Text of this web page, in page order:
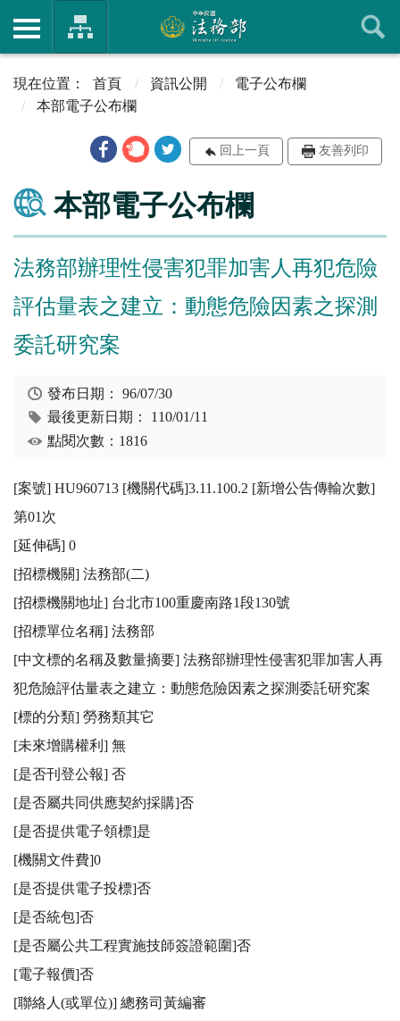
首頁 資訊公開
電子公布欄
本部電子公布欄
回上一頁 友善列印
本部電子公布欄
法務部辦理性侵害犯罪加害人再犯危險
評估量表之建立：動態危險因素之探測
委託研究案
發布日期：96/07/30
最後更新日期： 110/01/11
點閱次數：1816
[案號] HU960713 [機關代碼]3.11.100.2 [新增公告傳輸次數]
第01次
[延伸碼] 0
[招標機關] 法務部(二)
[招標機關地址] 台北市100重慶南路1段130號
[招標單位名稱] 法務部
[中文標的名稱及數量摘要] 法務部辦理性侵害犯罪加害人再
犯危險評估量表之建立：動態危險因素之探測委託研究案
[標的分類] 勞務類其它
[未來增購權利] 無
[是否刊登公報] 否
[是否屬共同供應契約採購]否
[是否提供電子領標]是
[機關文件費]0
[是否提供電子投標]否
[是否統包]否
[是否屬公共工程實施技師簽證範圍]否
[電子報價]否
[聯絡人(或單位)] 總務司黃編審